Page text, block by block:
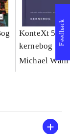
KonteXt 5 -
kernebog
Michael
Feedback